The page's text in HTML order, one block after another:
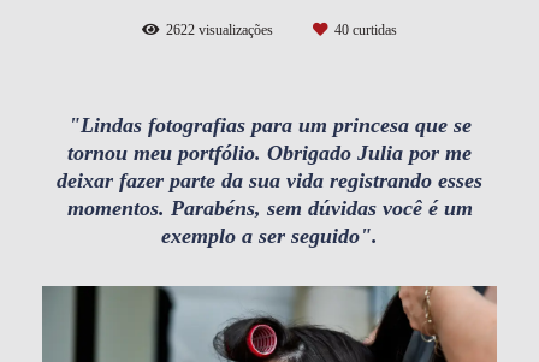
2622 visualizações 40 curtidas
"Lindas fotografias para um princesa que se
tornou meu portfólio. Obrigado Julia por me
deixar fazer parte da sua vida registrando esses
momentos. Parabéns, sem dúvidas você é um
exemplo a ser seguido".